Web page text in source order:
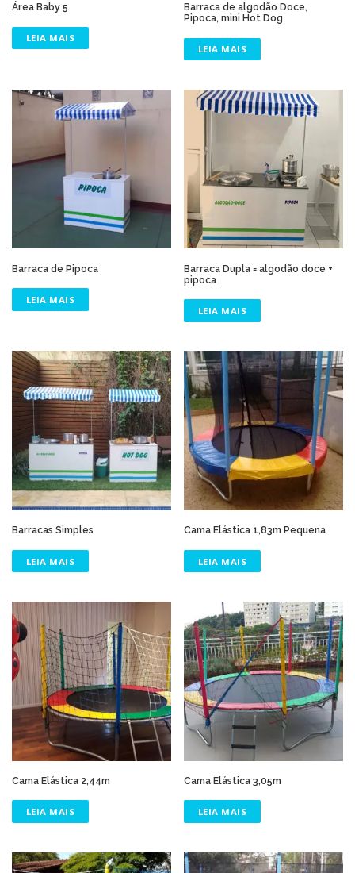
Área Baby 5
LEIA MAIS
Barraca de algodão Doce,
Pipoca, mini Hot Dog
LEIA MAIS
Barraca de Pipoca
LEIA MAIS
Barraca Dupla = algodão doce +
pipoca
LEIA MAIS
Barracas Simples
LEIA MAIS
Cama Elástica 1,83m Pequena
LEIA MAIS
Cama Elástica 2,44m
LEIA MAIS
Cama Elástica 3,05m
LEIA MAIS